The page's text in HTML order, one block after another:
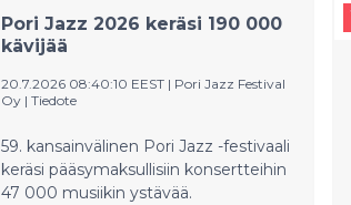
historiallisessa tehdasmiljöössä.
Pori Jazz 2026 keräsi 190 000
kävijää
20.7.2026 08:40:10 EEST | Pori Jazz Festival
Oy | Tiedote
59. kansainvälinen Pori Jazz -festivaali
keräsi pääsymaksullisiin konsertteihin
47 000 musiikin ystävää.